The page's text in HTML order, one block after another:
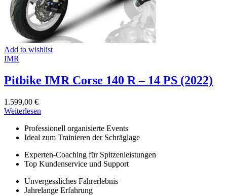
Add to wishlist
IMR
Pitbike IMR Corse 140 R – 14 PS (2022)
1.599,00 €
Weiterlesen
Professionell organisierte Events
Ideal zum Trainieren der Schräglage
Experten-Coaching für Spitzenleistungen
Top Kundenservice und Support
Unvergessliches Fahrerlebnis
Jahrelange Erfahrung